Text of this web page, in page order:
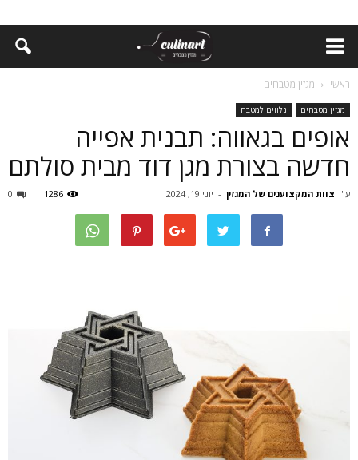
ראשי מגזין מטבחים
מגזין מטבחים נלווים למטבח
אופים בגאווה: תבנית אפייה
חדשה בצורת מגן דוד מבית סולתם
ע"י צוות המקצוענים של המגזין - יוני 19, 2024 0 1286